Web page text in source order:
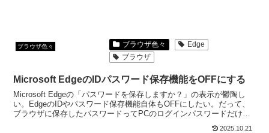
ブラウザ色々 ブラウザ色々
Edge
ブラウザ
Microsoft EdgeのIDパスワード保存機能をOFFにする
Microsoft Edgeの「パスワードを保存しますか？」の表示が鬱陶し
い。EdgeのIDやパスワード保存機能自体もOFFにしたい。だって、
ブラウザに保存したパスワードってPCのログインパスワードだけで
2025.10.21